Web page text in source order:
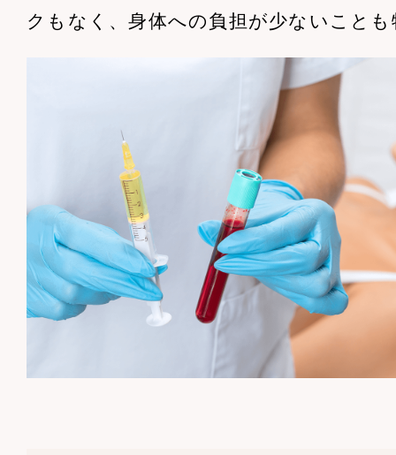
クもなく、身体への負担が少ないこと